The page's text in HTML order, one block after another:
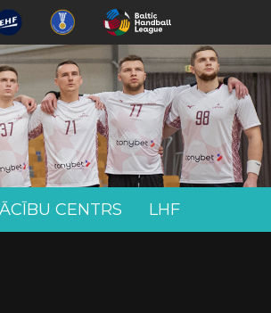
CENTRS LHF